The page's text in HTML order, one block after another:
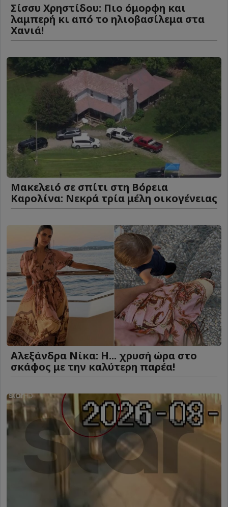
Σίσσυ Χρηστίδου: Πιο όμορφη και
λαμπερή κι από το ηλιοβασίλεμα στα
Χανιά!
Μακελειό σε σπίτι στη Βόρεια
Καρολίνα: Νεκρά τρία μέλη οικογένειας
Αλεξάνδρα Νίκα: Η... χρυσή ώρα στο
σκάφος με την καλύτερη παρέα!